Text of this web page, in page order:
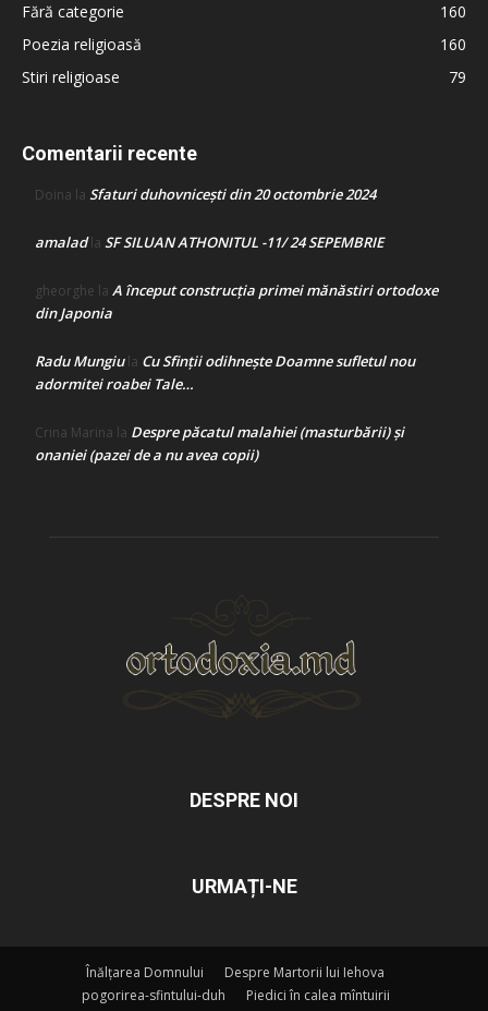
Fără categorie
160
Poezia religioasă
160
Stiri religioase
79
Comentarii recente
Doina la Sfaturi duhovnicești din 20 octombrie 2024
amaladla SF SILUAN ATHONITUL -11/ 24 SEPEMBRIE
gheorghe la A început construcţia primei mănăstiri ortodoxe
din Japonia
Radu Mungiula Cu Sfinții odihnește Doamne sufletul nou
adormitei roabei Tale…
Crina Marina la Despre păcatul malahiei (masturbării) şi
onaniei (pazei de a nu avea copii)
DESPRE NOI
URMAȚI-NE
Înălțarea Domnului
Despre Martorii lui Iehova
pogorirea-sfintului-duh
Piedici în calea mîntuirii